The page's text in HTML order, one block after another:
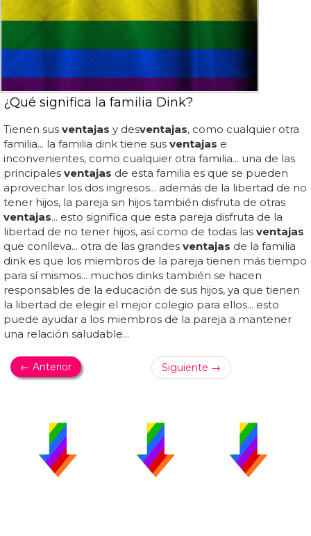
¿Qué significa la familia Dink?
Tienen sus ventajas y desventajas, como cualquier otra
familia... la familia dink tiene sus ventajas e
inconvenientes, como cualquier otra familia... una de las
principales ventajas de esta familia es que se pueden
aprovechar los dos ingresos... además de la libertad de no
tener hijos, la pareja sin hijos también disfruta de otras
ventajas... esto significa que esta pareja disfruta de la
libertad de no tener hijos, así como de todas las ventajas
que conlleva... otra de las grandes ventajas de la familia
dink es que los miembros de la pareja tienen más tiempo
para sí mismos... muchos dinks también se hacen
responsables de la educación de sus hijos, ya que tienen
la libertad de elegir el mejor colegio para ellos... esto
puede ayudar a los miembros de la pareja a mantener
una relación saludable...
← Anterior Siguiente →